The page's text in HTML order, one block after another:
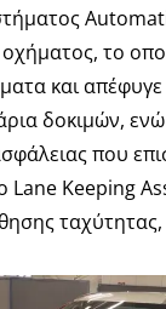
το
και απέφυγε
δοκιμών,
που
Lane Keeping
ταχύτητας,